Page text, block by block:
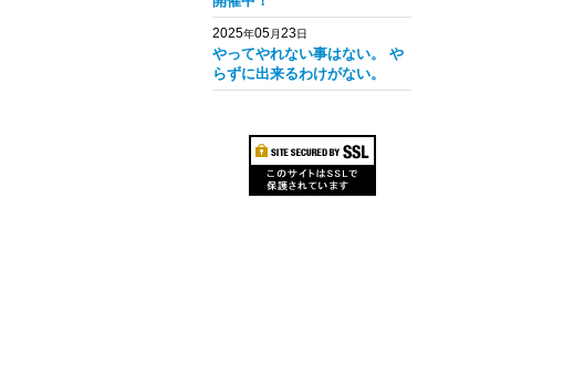
2025年05月23日
やってやれない事はない。 や
らずに出来るわけがない。